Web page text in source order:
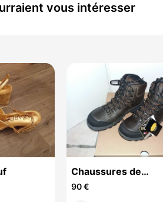
vous intéresser
Chaussures de
randonnée Garmont,
Pointure 41, neuves,
90 €